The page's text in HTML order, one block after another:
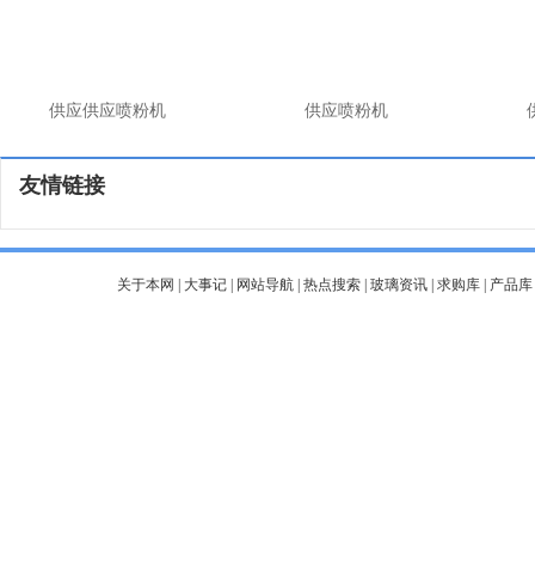
供应供应喷粉机 供应喷粉机
友情链接
关于本网 大事记 网站导航 热点搜索 玻璃资讯 求购库 产品库